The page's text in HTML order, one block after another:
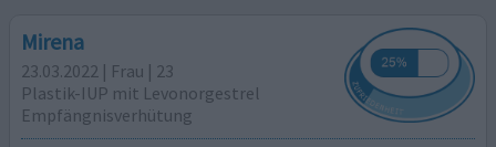
Mirena
23.03.2022 | Frau | 23
Plastik-IUP mit Levonorgestrel
Empfängnisverhütung